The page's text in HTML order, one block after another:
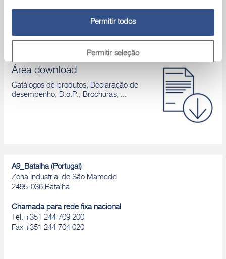
Permitir todos
Permitir seleção
Rejeitar
Área download
Catálogos de produtos, Declaração de
desempenho, D.o.P., Brochuras, ...
A9_Batalha (Portugal)
Zona Industrial de São Mamede
2495-036 Batalha
Chamada para rede fixa nacional
Tel. +351 244 709 200
Fax +351 244 704 020